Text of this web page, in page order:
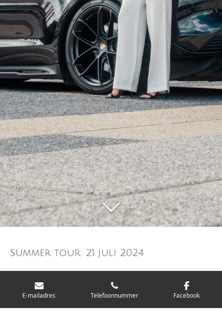
Summer tour: 21 juli 2024
Van Mol Photography
E-mailadres Telefoonnummer Facebook